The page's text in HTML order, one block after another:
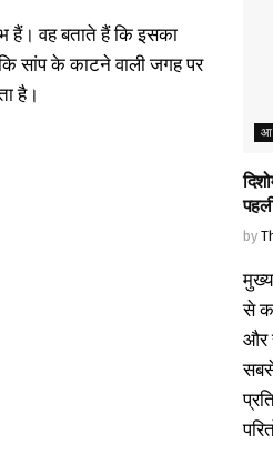
हैं। वह बताते हैं कि इसका
सांप के काटने वाली जगह पर
है।
by
से
और